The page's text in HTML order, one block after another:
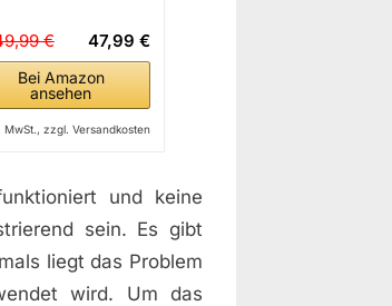
47,99 €
€
Bei Amazon
ansehen
MwSt., zzgl. Versandkosten
und keine
sein. Es gibt
liegt das Problem
wird. Um das